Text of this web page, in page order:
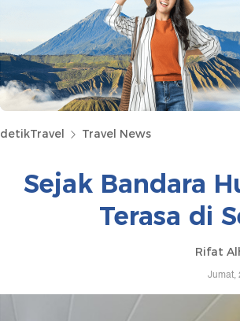
detikTravel Travel News
Sejak Bandara
Terasa di
Rifat
Jumat,